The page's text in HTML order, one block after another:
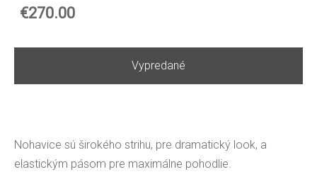
€270.00
Vypredané
Nohavice sú širokého strihu, pre dramatický look, a
elastickým pásom pre maximálne pohodlie.